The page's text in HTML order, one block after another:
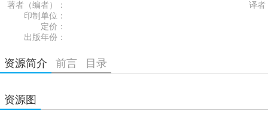
著者（编者）：
译者
印制单位：
定价：
出版年份：
资源简介 前言 目录
资源图